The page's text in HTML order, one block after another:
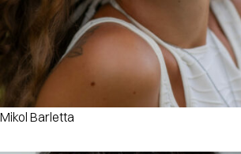
Mikol Barletta